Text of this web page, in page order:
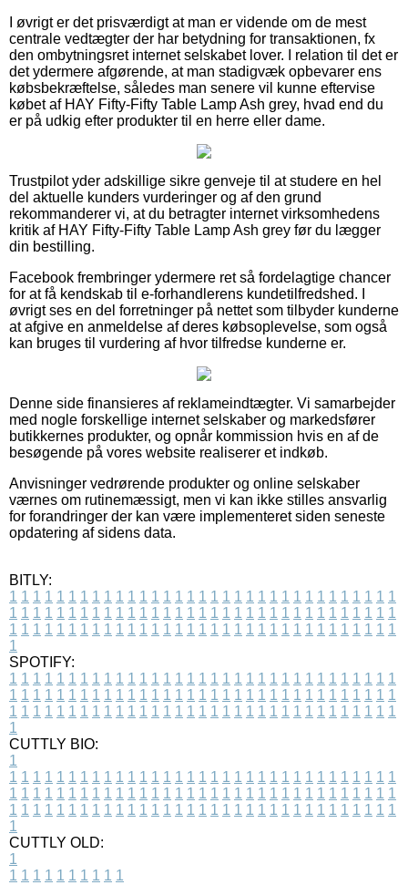
I øvrigt er det prisværdigt at man er vidende om de mest
centrale vedtægter der har betydning for transaktionen, fx
den ombytningsret internet selskabet lover. I relation til det er
det ydermere afgørende, at man stadigvæk opbevarer ens
købsbekræftelse, således man senere vil kunne eftervise
købet af HAY Fifty-Fifty Table Lamp Ash grey, hvad end du
er på udkig efter produkter til en herre eller dame.
Trustpilot yder adskillige sikre genveje til at studere en hel
del aktuelle kunders vurderinger og af den grund
rekommanderer vi, at du betragter internet virksomhedens
kritik af HAY Fifty-Fifty Table Lamp Ash grey før du lægger
din bestilling.
Facebook frembringer ydermere ret så fordelagtige chancer
for at få kendskab til e-forhandlerens kundetilfredshed. I
øvrigt ses en del forretninger på nettet som tilbyder kunderne
at afgive en anmeldelse af deres købsoplevelse, som også
kan bruges til vurdering af hvor tilfredse kunderne er.
Denne side finansieres af reklameindtægter. Vi samarbejder
med nogle forskellige internet selskaber og markedsfører
butikkernes produkter, og opnår kommission hvis en af de
besøgende på vores website realiserer et indkøb.
Anvisninger vedrørende produkter og online selskaber
værnes om rutinemæssigt, men vi kan ikke stilles ansvarlig
for forandringer der kan være implementeret siden seneste
opdatering af sidens data.
BITLY:
1 1 1 1 1 1 1 1 1 1 1 1 1 1 1 1 1 1 1 1 1 1 1 1 1 1 1 1 1 1 1 1 1
1 1 1 1 1 1 1 1 1 1 1 1 1 1 1 1 1 1 1 1 1 1 1 1 1 1 1 1 1 1 1 1 1
1 1 1 1 1 1 1 1 1 1 1 1 1 1 1 1 1 1 1 1 1 1 1 1 1 1 1 1 1 1 1 1 1
1
SPOTIFY:
1 1 1 1 1 1 1 1 1 1 1 1 1 1 1 1 1 1 1 1 1 1 1 1 1 1 1 1 1 1 1 1 1
1 1 1 1 1 1 1 1 1 1 1 1 1 1 1 1 1 1 1 1 1 1 1 1 1 1 1 1 1 1 1 1 1
1 1 1 1 1 1 1 1 1 1 1 1 1 1 1 1 1 1 1 1 1 1 1 1 1 1 1 1 1 1 1 1 1
1
CUTTLY BIO:
1
1 1 1 1 1 1 1 1 1 1 1 1 1 1 1 1 1 1 1 1 1 1 1 1 1 1 1 1 1 1 1 1 1
1 1 1 1 1 1 1 1 1 1 1 1 1 1 1 1 1 1 1 1 1 1 1 1 1 1 1 1 1 1 1 1 1
1 1 1 1 1 1 1 1 1 1 1 1 1 1 1 1 1 1 1 1 1 1 1 1 1 1 1 1 1 1 1 1 1
1
CUTTLY OLD:
1
1 1 1 1 1 1 1 1 1 1